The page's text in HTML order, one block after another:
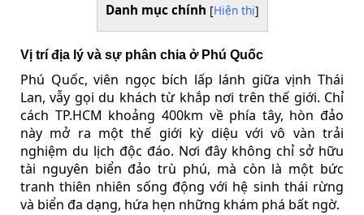
Danh mục chính [Hiện thị]
Vị trí địa lý và sự phân chia ở Phú Quốc
Phú Quốc, viên ngọc bích lấp lánh giữa vịnh Thái
Lan, vẫy gọi du khách từ khắp nơi trên thế giới. Chỉ
cách TP.HCM khoảng 400km về phía tây, hòn đảo
này mở ra một thế giới kỳ diệu với vô vàn trải
nghiệm du lịch độc đáo. Nơi đây không chỉ sở hữu
tài nguyên biển đảo trù phú, mà còn là một bức
tranh thiên nhiên sống động với hệ sinh thái rừng
và biển đa dạng, hứa hẹn những khám phá bất ngờ.